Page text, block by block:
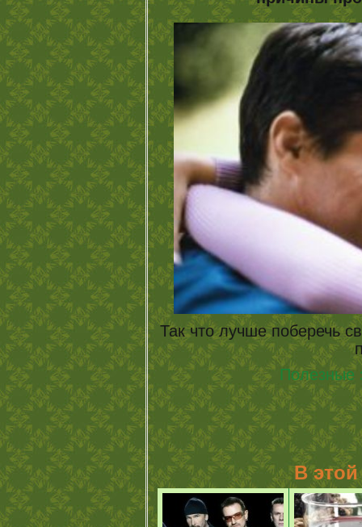
Так что лучше поберечь
Полезные
В